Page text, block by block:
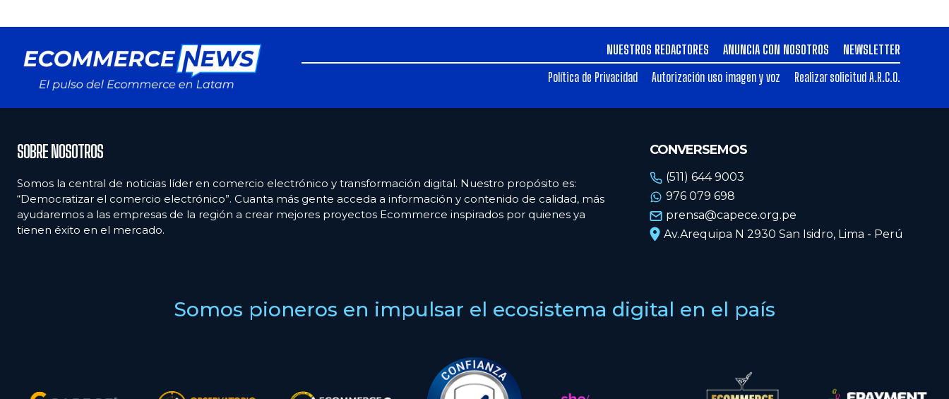
NUESTROS REDACTORES ANUNCIA CON NOSOTROS
NEWSLETTER
Política de Privacidad
Autorización uso imagen y voz Realizar solicitud A.R.C.O.
SOBRE NOSOTROS
Somos la central de noticias líder en comercio electrónico y transformación digital. Nuestro propósito es:
“Democratizar el comercio electrónico”. Cuanta más gente acceda a información y contenido de calidad, más
ayudaremos a las empresas de la región a crear mejores proyectos Ecommerce inspirados por quienes ya
tienen éxito en el mercado.
CONVERSEMOS
(511) 644 9003
976 079 698
prensa@capece.org.pe
Av.Arequipa N 2930 San Isidro, Lima - Perú
Somos pioneros en impulsar el ecosistema digital en el país